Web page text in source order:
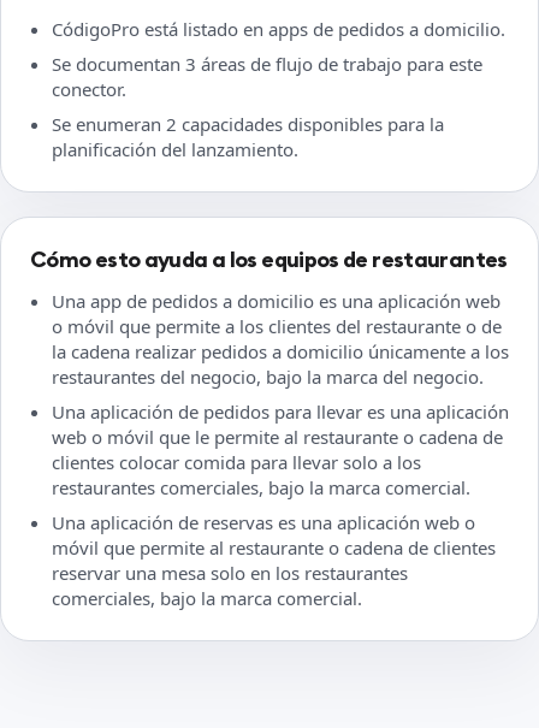
CódigoPro está listado en apps de pedidos a domicilio.
Se documentan 3 áreas de flujo de trabajo para este
conector.
Se enumeran 2 capacidades disponibles para la
planificación del lanzamiento.
Cómo esto ayuda a los equipos de restaurantes
Una app de pedidos a domicilio es una aplicación web
o móvil que permite a los clientes del restaurante o de
la cadena realizar pedidos a domicilio únicamente a los
restaurantes del negocio, bajo la marca del negocio.
Una aplicación de pedidos para llevar es una aplicación
web o móvil que le permite al restaurante o cadena de
clientes colocar comida para llevar solo a los
restaurantes comerciales, bajo la marca comercial.
Una aplicación de reservas es una aplicación web o
móvil que permite al restaurante o cadena de clientes
reservar una mesa solo en los restaurantes
comerciales, bajo la marca comercial.